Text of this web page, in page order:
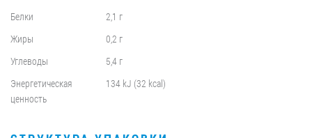
Белки
2,1 г
Жиры
0,2 г
Углеводы
5,4 г
Энергетическая
ценность
134 kJ (32 kcal)